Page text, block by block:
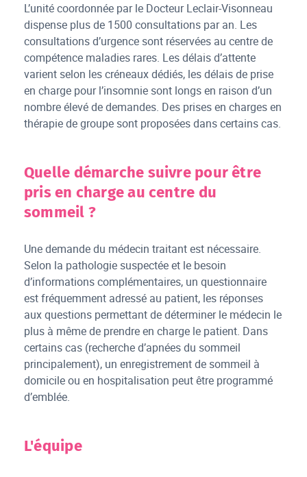
L’unité coordonnée par le Docteur Leclair-Visonneau
dispense plus de 1500 consultations par an. Les
consultations d’urgence sont réservées au centre de
compétence maladies rares. Les délais d’attente
varient selon les créneaux dédiés, les délais de prise
en charge pour l’insomnie sont longs en raison d’un
nombre élevé de demandes. Des prises en charges en
thérapie de groupe sont proposées dans certains cas.
Quelle démarche suivre pour être
pris en charge au centre du
sommeil ?
Une demande du médecin traitant est nécessaire.
Selon la pathologie suspectée et le besoin
d’informations complémentaires, un questionnaire
est fréquemment adressé au patient, les réponses
aux questions permettant de déterminer le médecin le
plus à même de prendre en charge le patient. Dans
certains cas (recherche d’apnées du sommeil
principalement), un enregistrement de sommeil à
domicile ou en hospitalisation peut être programmé
d’emblée.
L'équipe